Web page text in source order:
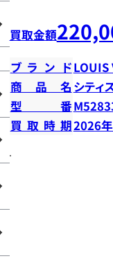
買取金額
ブランドLOUIS
商品名 シティ
型番
買取時期2026